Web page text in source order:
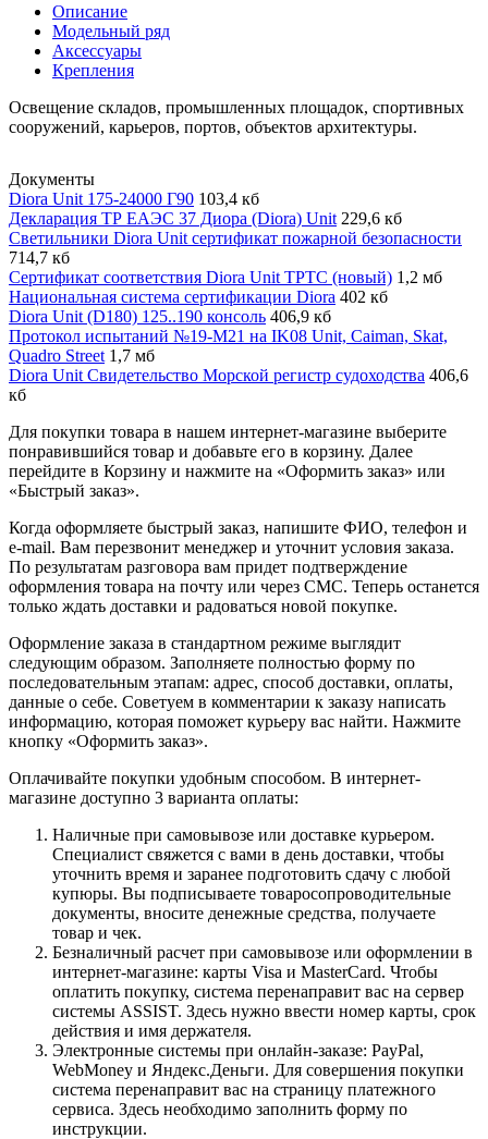
Описание
Модельный ряд
Аксессуары
Крепления
Освещение складов, промышленных площадок, спортивных
сооружений, карьеров, портов, объектов архитектуры.
Документы
Diora Unit 175-24000 Г90 103,4 кб
Декларация ТР ЕАЭС 37 Диора (Diora) Unit 229,6 кб
Светильники Diora Unit сертификат пожарной безопасности
714,7 кб
Сертификат соответствия Diora Unit ТРТС (новый) 1,2 мб
Национальная система сертификации Diora 402 кб
Diora Unit (D180) 125..190 консоль 406,9 кб
Протокол испытаний №19-М21 на IK08 Unit, Caiman, Skat,
Quadro Street 1,7 мб
Diora Unit Свидетельство Морской регистр судоходства 406,6
кб
Для покупки товара в нашем интернет-магазине выберите
понравившийся товар и добавьте его в корзину. Далее
перейдите в Корзину и нажмите на «Оформить заказ» или
«Быстрый заказ».
Когда оформляете быстрый заказ, напишите ФИО, телефон и
e-mail. Вам перезвонит менеджер и уточнит условия заказа.
По результатам разговора вам придет подтверждение
оформления товара на почту или через СМС. Теперь останется
только ждать доставки и радоваться новой покупке.
Оформление заказа в стандартном режиме выглядит
следующим образом. Заполняете полностью форму по
последовательным этапам: адрес, способ доставки, оплаты,
данные о себе. Советуем в комментарии к заказу написать
информацию, которая поможет курьеру вас найти. Нажмите
кнопку «Оформить заказ».
Оплачивайте покупки удобным способом. В интернет-
магазине доступно 3 варианта оплаты:
Наличные при самовывозе или доставке курьером.
Специалист свяжется с вами в день доставки, чтобы
уточнить время и заранее подготовить сдачу с любой
купюры. Вы подписываете товаросопроводительные
документы, вносите денежные средства, получаете
товар и чек.
Безналичный расчет при самовывозе или оформлении в
интернет-магазине: карты Visa и MasterCard. Чтобы
оплатить покупку, система перенаправит вас на сервер
системы ASSIST. Здесь нужно ввести номер карты, срок
действия и имя держателя.
Электронные системы при онлайн-заказе: PayPal,
WebMoney и Яндекс.Деньги. Для совершения покупки
система перенаправит вас на страницу платежного
сервиса. Здесь необходимо заполнить форму по
инструкции.